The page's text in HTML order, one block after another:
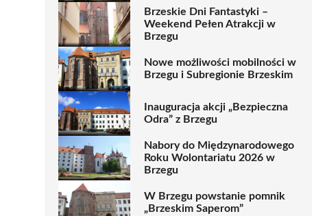
Brzeskie Dni Fantastyki –
Weekend Pełen Atrakcji w
Brzegu
Nowe możliwości mobilności w
Brzegu i Subregionie Brzeskim
Inauguracja akcji „Bezpieczna
Odra” z Brzegu
Nabory do Międzynarodowego
Roku Wolontariatu 2026 w
Brzegu
W Brzegu powstanie pomnik
„Brzeskim Saperom”